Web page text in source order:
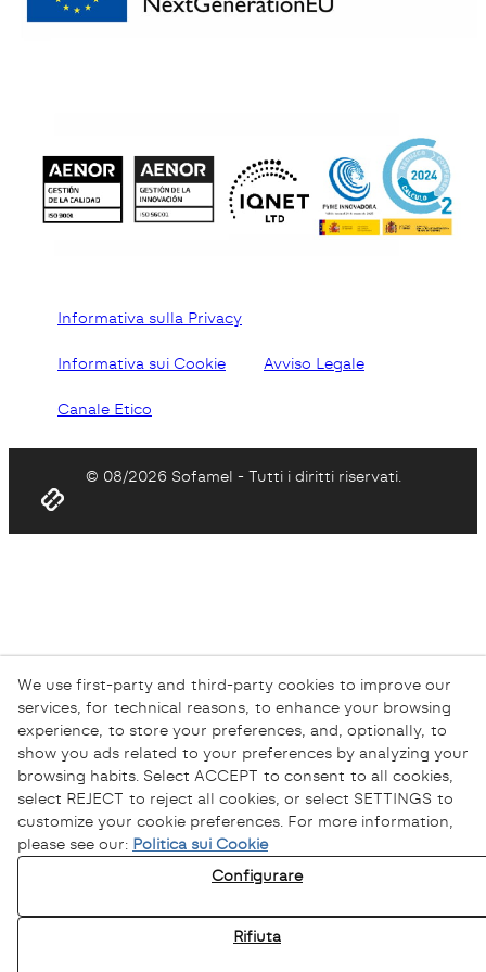
Informativa sulla Privacy
Informativa sui Cookie Avviso Legale
Canale Etico
© 08/2026 Sofamel - Tutti i diritti riservati.
We use first-party and third-party cookies to improve our
services, for technical reasons, to enhance your browsing
experience, to store your preferences, and, optionally, to
show you ads related to your preferences by analyzing your
browsing habits. Select ACCEPT to consent to all cookies,
select REJECT to reject all cookies, or select SETTINGS to
customize your cookie preferences. For more information,
please see our: Politica sui Cookie
Configurare
Rifiuta